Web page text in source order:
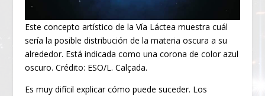
Este concepto artístico de la Vía Láctea muestra cuál
sería la posible distribución de la materia oscura a su
alrededor. Está indicada como una corona de color azul
oscuro. Crédito: ESO/L. Calçada.
Es muy difícil explicar cómo puede suceder. Los